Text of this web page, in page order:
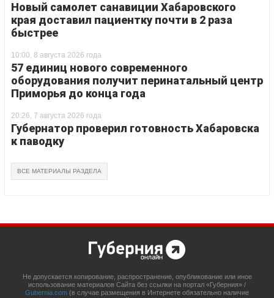
Новый самолет санавиции Хабаровского
края доставил пациентку почти в 2 раза
быстрее
10:00, 8 августа 2026 года
57 единиц нового современного
оборудования получит перинатальный центр
Приморья до конца года
20:26, 7 августа 2026 года
Губернатор проверил готовность Хабаровска
к паводку
ВСЕ МАТЕРИАЛЫ РАЗДЕЛА
Не допускается копирование, распространение, опубликование или иное
использование материалов Сайта без ссылки на портал «Губерния» /
Gubernia.com (в случае размещения в Интернете обязательно наличие